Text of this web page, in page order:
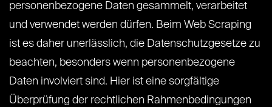
personenbezogene Daten gesammelt, verarbeitet
und verwendet werden dürfen. Beim Web Scraping
ist es daher unerlässlich, die Datenschutzgesetze zu
beachten, besonders wenn personenbezogene
Daten involviert sind. Hier ist eine sorgfältige
Überprüfung der rechtlichen Rahmenbedingungen